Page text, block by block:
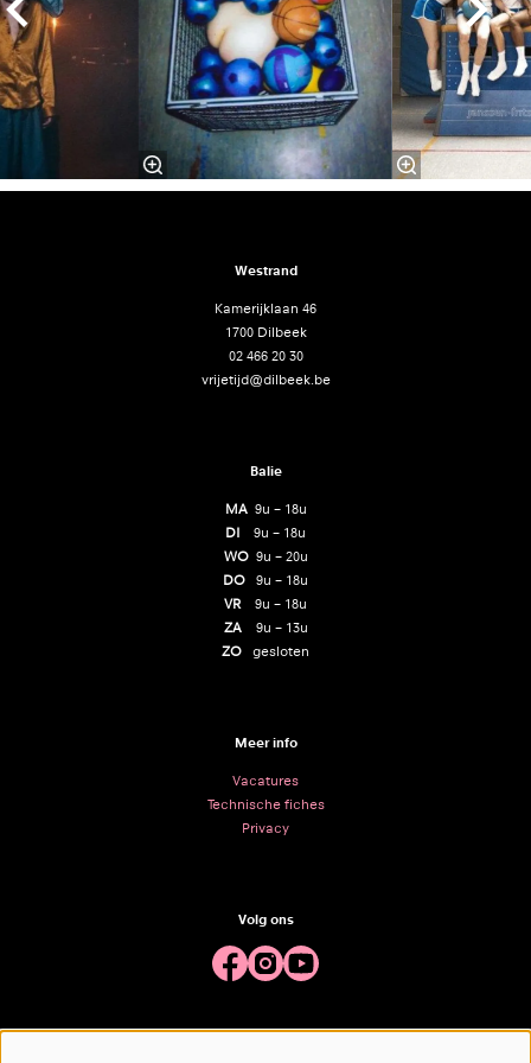
Westrand
Kamerijklaan 46
1700 Dilbeek
02 466 20 30
vrijetijd@dilbeek.be
Balie
MA 9u – 18u
DI 9u – 18u
WO9u – 20u
DO 9u – 18u
VR 9u – 18u
ZA
9u – 13u
ZO gesloten
Meer info
Vacatures
Technische fiches
Privacy
Volg ons
Meld je aan voor de nieuwsbrief